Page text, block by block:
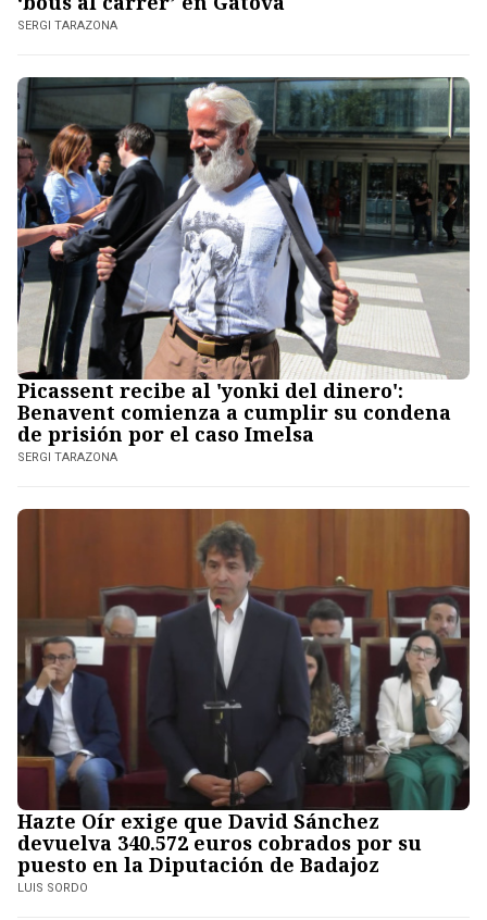
SERGI TARAZONA
Picassent recibe al 'yonki del dinero':
Benavent comienza a cumplir su condena
de prisión por el caso Imelsa
SERGI TARAZONA
Hazte Oír exige que David Sánchez
devuelva 340.572 euros cobrados por su
puesto en la Diputación de Badajoz
LUIS SORDO